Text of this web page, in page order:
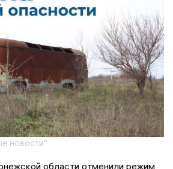
новости"
области отменили режим